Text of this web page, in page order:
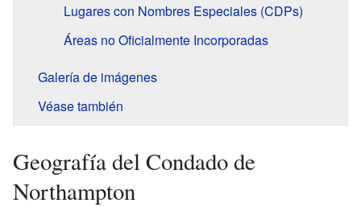
Lugares con Nombres Especiales (CDPs)
Áreas no Oficialmente Incorporadas
Galería de imágenes
Véase también
Geografía del Condado de
Northampton